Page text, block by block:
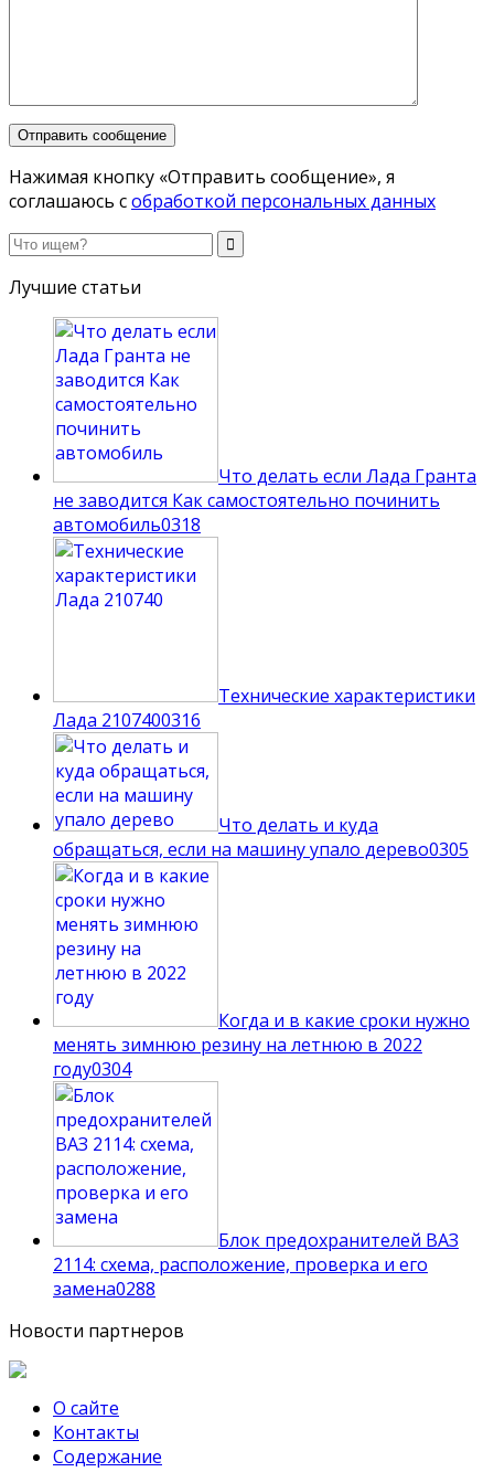
Нажимая кнопку «Отправить сообщение», я
соглашаюсь собработкой персональных данных
Лучшие статьи
Что делать если Лада Гранта
не заводится Как самостоятельно починить
автомобиль0318
Технические характеристики
Лада 2107400316
Что делать и куда
обращаться, если на машину упало дерево0305
Когда и в какие сроки нужно
менять зимнюю резину на летнюю в 2022
году0304
Блок предохранителей ВАЗ
2114: схема, расположение, проверка и его
замена0288
Новости партнеров
О сайте
Контакты
Содержание